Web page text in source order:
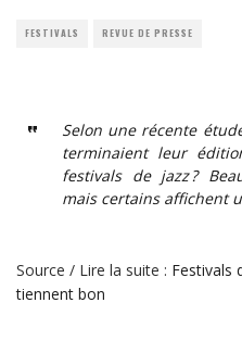
FESTIVALS REVUE DE PRESSE
Selon une récente
terminaient leur
festivals de jazz ?
mais certains affichent
Source / Lire la suite : Festivals
tiennent bon